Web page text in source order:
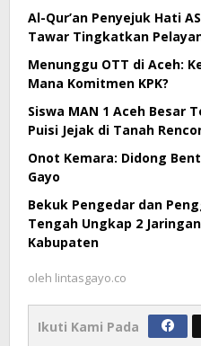
Al-Qur’an Penyejuk Hati
Tawar Tingkatkan
Menunggu OTT di Aceh:
Mana Komitmen KPK?
Siswa MAN 1 Aceh Besar
Puisi Jejak di Tanah
Onot Kemara: Didong
Gayo
Bekuk Pengedar dan
Tengah Ungkap 2
Kabupaten
oleh lintasgayo.co
Ikuti Kami Pada